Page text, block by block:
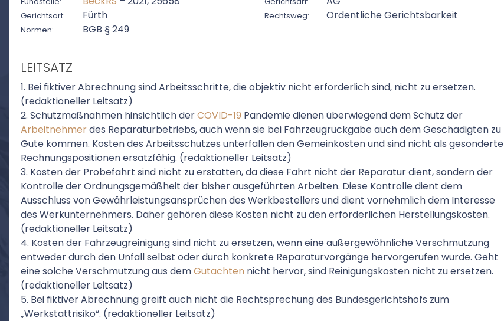
Gerichtsort: Fürth Rechtsweg: Ordentliche Gerichtsbarkeit
Normen: BGB § 249
LEITSATZ
1. Bei fiktiver Abrechnung sind Arbeitsschritte, die objektiv nicht erforderlich sind, nicht zu ersetzen.
(redaktioneller Leitsatz)
2. Schutzmaßnahmen hinsichtlich derCOVID-19 Pandemie dienen überwiegend dem Schutz der
Arbeitnehmerdes Reparaturbetriebs, auch wenn sie bei Fahrzeugrückgabe auch dem Geschädigten zu
Gute kommen. Kosten des Arbeitsschutzes unterfallen den Gemeinkosten und sind nicht als gesonderte
Rechnungspositionen ersatzfähig. (redaktioneller Leitsatz)
3. Kosten der Probefahrt sind nicht zu erstatten, da diese Fahrt nicht der Reparatur dient, sondern der
Kontrolle der Ordnungsgemäßheit der bisher ausgeführten Arbeiten. Diese Kontrolle dient dem
Ausschluss von Gewährleistungsansprüchen des Werkbestellers und dient vornehmlich dem Interesse
des Werkunternehmers. Daher gehören diese Kosten nicht zu den erforderlichen Herstellungskosten.
(redaktioneller Leitsatz)
4. Kosten der Fahrzeugreinigung sind nicht zu ersetzen, wenn eine außergewöhnliche Verschmutzung
entweder durch den Unfall selbst oder durch konkrete Reparaturvorgänge hervorgerufen wurde. Geht
eine solche Verschmutzung aus demGutachten nicht hervor, sind Reinigungskosten nicht zu ersetzen.
(redaktioneller Leitsatz)
5. Bei fiktiver Abrechnung greift auch nicht die Rechtsprechung des Bundesgerichtshofs zum
„Werkstattrisiko“. (redaktioneller Leitsatz)